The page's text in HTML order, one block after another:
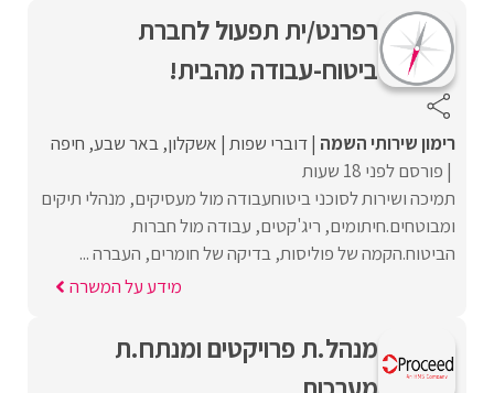
רפרנט/ית תפעול לחברת
ביטוח-עבודה מהבית!
רימון שירותי השמה דוברי שפות אשקלון באר שבע חיפה
פורסם לפני 18 שעות
תמיכה ושירות לסוכני ביטוחעבודה מול מעסיקים, מנהלי תיקים
ומבוטחים.חיתומים, ריג'קטים, עבודה מול חברות
הביטוח.הקמה של פוליסות, בדיקה של חומרים, העברה ...
מידע על המשרה
מנהל.ת פרויקטים ומנתח.ת